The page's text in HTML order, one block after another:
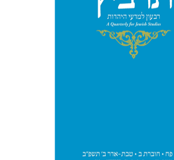
$29
$26